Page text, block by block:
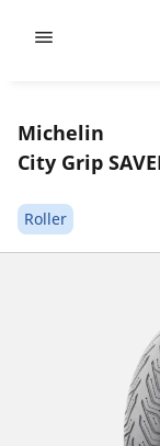
Michelin
City Grip
Roller